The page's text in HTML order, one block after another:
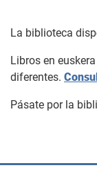
La biblioteca
Libros en
diferentes.
Pásate por la